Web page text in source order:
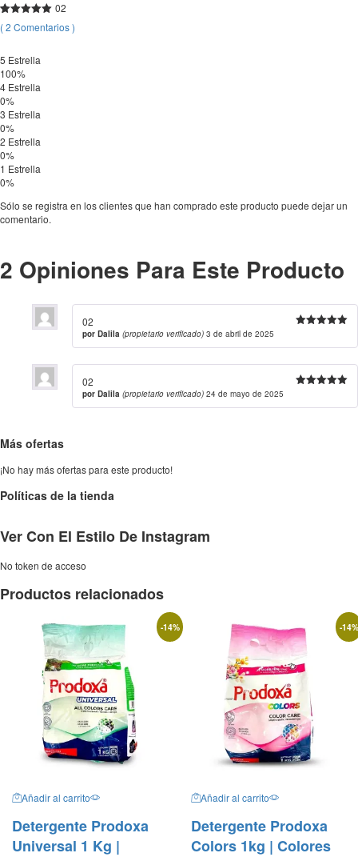
Valorado
con5.00de
2
valoraciones
de clientes
02
(2 Comentarios)
5 Estrella
100%
4 Estrella
0%
3 Estrella
0%
2 Estrella
0%
1 Estrella
0%
Sólo se registra en los clientes que han comprado este producto puede dejar un
comentario.
2 Opiniones Para Este Producto
02
por Dalila (propietario verificado) 3 de abril de 2025
02
por Dalila (propietario verificado) 24 de mayo de 2025
Más ofertas
¡No hay más ofertas para este producto!
Políticas de la tienda
Ver Con El Estilo De Instagram
No token de acceso
Productos relacionados
-14%
Añadir al carrito
Detergente Prodoxa
Universal 1 Kg |
-14%
Añadir al carrito
Detergente Prodoxa
Colors 1kg | Colores